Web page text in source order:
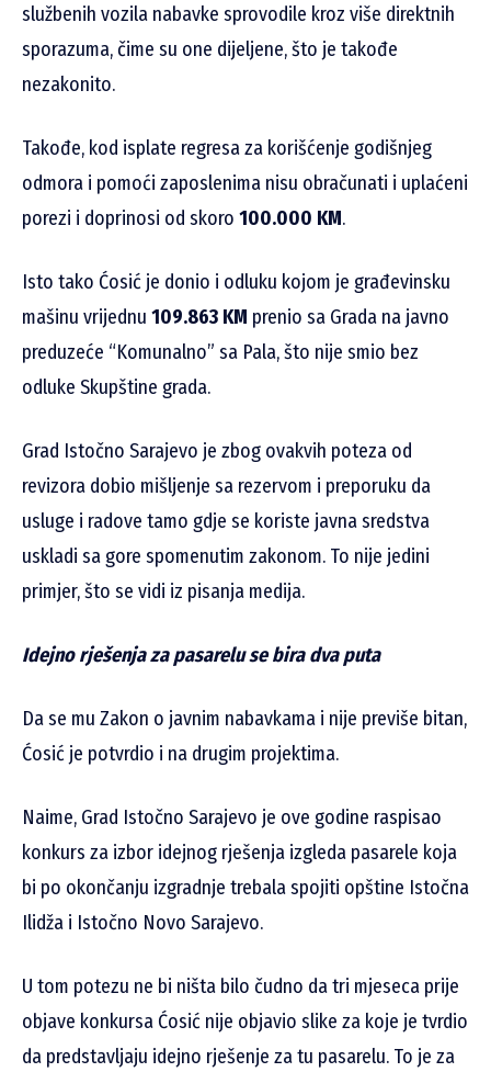
službenih vozila nabavke sprovodile kroz više direktnih
sporazuma, čime su one dijeljene, što je takođe
nezakonito.
Takođe, kod isplate regresa za korišćenje godišnjeg
odmora i pomoći zaposlenima nisu obračunati i uplaćeni
porezi i doprinosi od skoro 100.000 KM.
Isto tako Ćosić je donio i odluku kojom je građevinsku
mašinu vrijednu 109.863 KM prenio sa Grada na javno
preduzeće “Komunalno” sa Pala, što nije smio bez
odluke Skupštine grada.
Grad Istočno Sarajevo je zbog ovakvih poteza od
revizora dobio mišljenje sa rezervom i preporuku da
usluge i radove tamo gdje se koriste javna sredstva
uskladi sa gore spomenutim zakonom. To nije jedini
primjer, što se vidi iz pisanja medija.
Idejno rješenja za pasarelu se bira dva puta
Da se mu Zakon o javnim nabavkama i nije previše bitan,
Ćosić je potvrdio i na drugim projektima.
Naime, Grad Istočno Sarajevo je ove godine raspisao
konkurs za izbor idejnog rješenja izgleda pasarele koja
bi po okončanju izgradnje trebala spojiti opštine Istočna
Ilidža i Istočno Novo Sarajevo.
U tom potezu ne bi ništa bilo čudno da tri mjeseca prije
objave konkursa Ćosić nije objavio slike za koje je tvrdio
da predstavljaju idejno rješenje za tu pasarelu. To je za